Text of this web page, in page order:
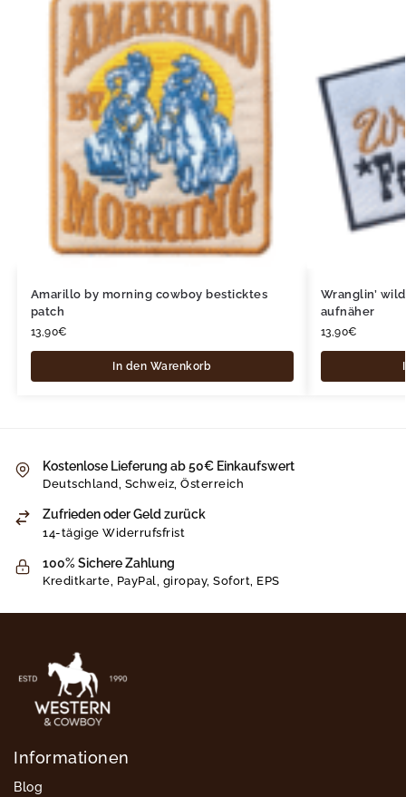
Amarillo by morning cowboy besticktes
patch
13,90€
In den Warenkorb
Wranglin’
aufnäher
13,90€
Kostenlose Lieferung ab 50€ Einkaufswert
Deutschland, Schweiz, Österreich
Zufrieden oder Geld zurück
14-tägige Widerrufsfrist
100% Sichere Zahlung
Kreditkarte, PayPal, giropay, Sofort, EPS
Informationen
Blog